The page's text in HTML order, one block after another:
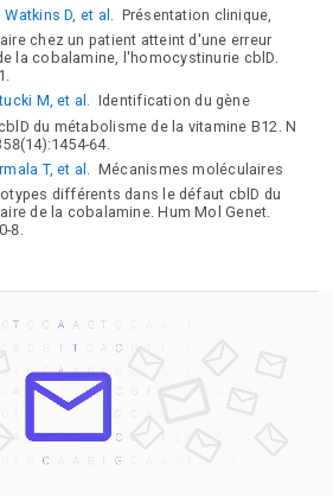
D, et al.
Présentation clinique,
chez un patient atteint d'une erreur
la cobalamine, l'homocystinurie cblD.
M, et al. Identification du gène
du métabolisme de la vitamine B12. N
64.
T, et al. Mécanismes moléculaires
différents dans le défaut cblD du
de la cobalamine. Hum Mol Genet.
8.